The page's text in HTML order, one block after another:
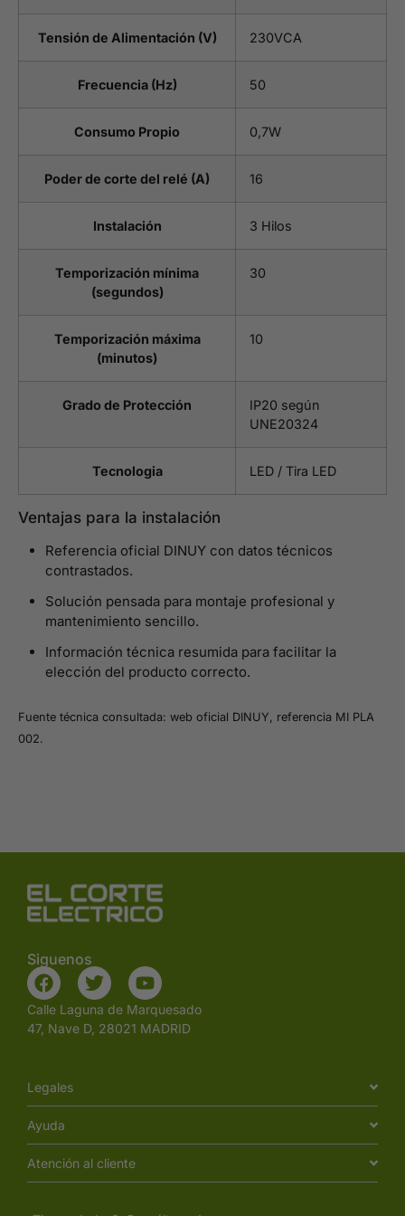
Tensión de Alimentación (V) 230VCA
Frecuencia (Hz) 50
Consumo Propio 0,7W
Poder de corte del relé (A) 16
Instalación 3 Hilos
Temporización mínima
(segundos)
30
Temporización máxima
(minutos)
10
Grado de Protección
IP20 según
UNE20324
Tecnologia LED / Tira LED
Ventajas para la instalación
Referencia oficial DINUY con datos técnicos
contrastados.
Solución pensada para montaje profesional y
mantenimiento sencillo.
Información técnica resumida para facilitar la
elección del producto correcto.
Fuente técnica consultada: web oficial DINUY, referencia MI PLA
002.
Siguenos
Calle Laguna de Marquesado
47, Nave D, 28021 MADRID
Legales
Ayuda
Atención al cliente